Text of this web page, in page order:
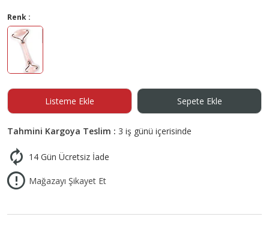
Renk :
Listeme Ekle Sepete Ekle
Tahmini Kargoya Teslim : 3 iş günü içerisinde
14 Gün Ücretsiz İade
Mağazayı Şikayet Et